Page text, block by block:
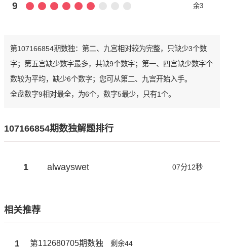
9 余3
第107166854期数独：第二、九宫相对较为完整，只缺少3个数
字；第五宫缺少数字最多，共缺9个数字；第一、四宫缺少数字个
数较为平均，缺少6个数字；您可从第二、九宫开始入手。
全盘数字9相对最全，为6个，数字5最少，只有1个。
107166854期数独解题排行
1 alwayswet 07分12秒
相关推荐
1 第112680705期数独 剩余44